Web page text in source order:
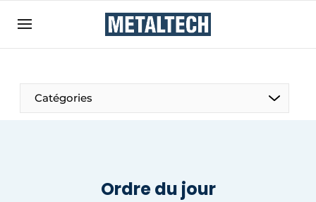
Emploi
Enregistrer une offre d’emploi
Meest gelezen
Catégories
Ordre du jour